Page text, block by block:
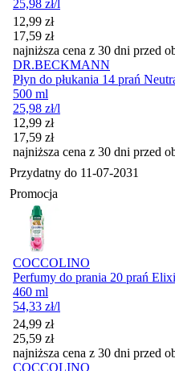
25,98 zł/l
Cena promocyjna
12,99 zł
17,59 zł
najniższa cena z 30 dni przed
DR.BECKMANN
Płyn do płukania 14 prań
500 ml
25,98 zł/l
Cena promocyjna
12,99 zł
17,59 zł
najniższa cena z 30 dni przed
Przydatny do 11-07-2031
Promocja
COCCOLINO
Perfumy do prania 20 prań
460 ml
54,33 zł/l
Cena promocyjna
24,99 zł
25,59 zł
najniższa cena z 30 dni przed
COCCOLINO